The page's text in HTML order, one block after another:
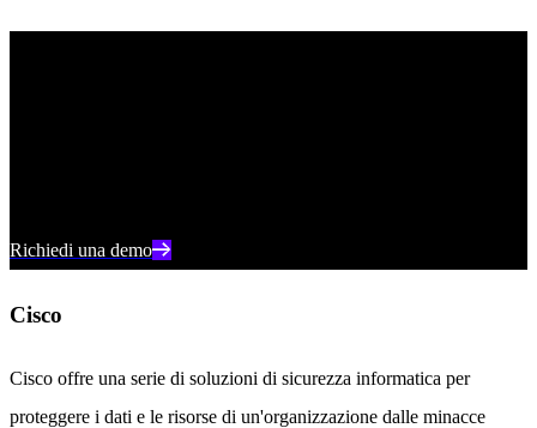
Richiedi una demo
Cisco
Cisco offre una serie di soluzioni di sicurezza informatica per
proteggere i dati e le risorse di un'organizzazione dalle minacce